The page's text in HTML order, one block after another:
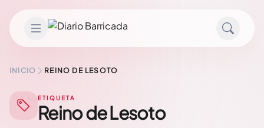
INICIO REINO DE LESOTO
ETIQUETA
Reino de Lesoto